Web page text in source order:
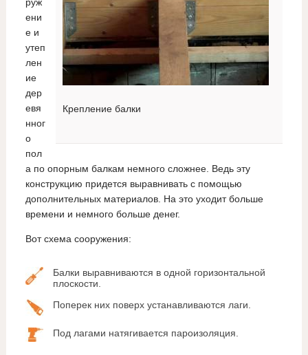
Крепление балки
ени
е и
утеп
лен
ие
дер
евя
нног
о
пол
а по опорным балкам немного сложнее. Ведь эту
конструкцию придется выравнивать с помощью
дополнительных материалов. На это уходит больше
времени и немного больше денег.
Вот схема сооружения:
Балки выравниваются в одной горизонтальной
плоскости.
Поперек них поверх устанавливаются лаги.
Под лагами натягивается пароизоляция.